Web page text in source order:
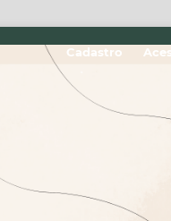
Cadastro